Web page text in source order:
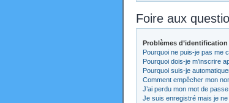
Foire aux
Problèmes
Pourquoi ne puis-je pas me
Pourquoi dois-je m’inscrire
Pourquoi suis-je
Comment empêcher mon
J’ai perdu mon mot de passe!
Je suis enregistré mais je